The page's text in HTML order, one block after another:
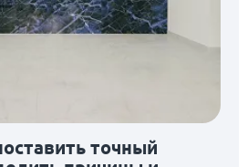
точный